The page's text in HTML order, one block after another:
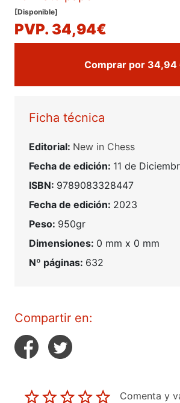
[Disponible]
PVP. 34,94€
Ficha técnica
Editorial: New in Chess
Fecha de edición: 11 de
ISBN: 9789083328447
Fecha de edición: 2023
Peso: 950gr
Dimensiones: 0 mm x 0 mm
Nº páginas: 632
Compartir en:
Comenta y